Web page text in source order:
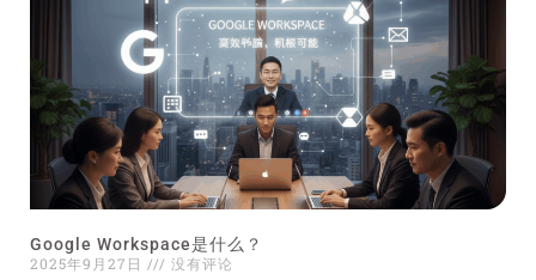
Google Workspace是什么？
2025年9月27日
没有评论